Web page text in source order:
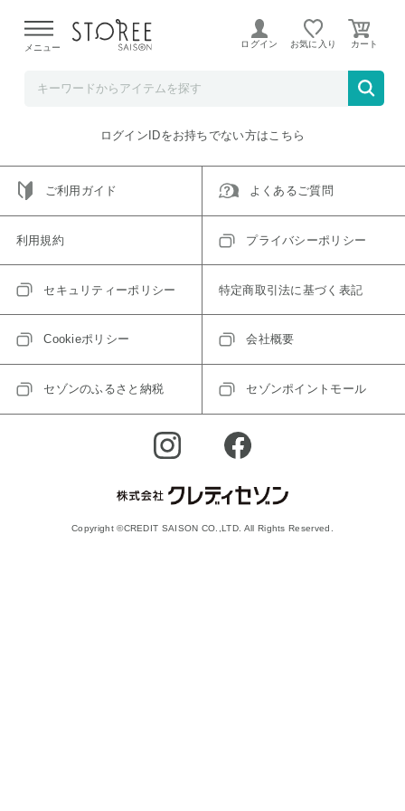
よる配送遅延が発生しております。
メニュー ログイン お気に入り
ご指定のアイテムは取り扱い終了、またはただいま取り扱い
トップへ戻る
ログインIDをお持ちでない方はこちら
ご利用ガイド よくあるご質問
利用規約 プライバシーポリシー
セキュリティーポリシー 特定商取引法に基づく表記
Cookieポリシー 会社概要
セゾンのふるさと納税 セゾンポイントモール
Copyright ©CREDIT SAISON CO.,LTD. All Rights Reserved.